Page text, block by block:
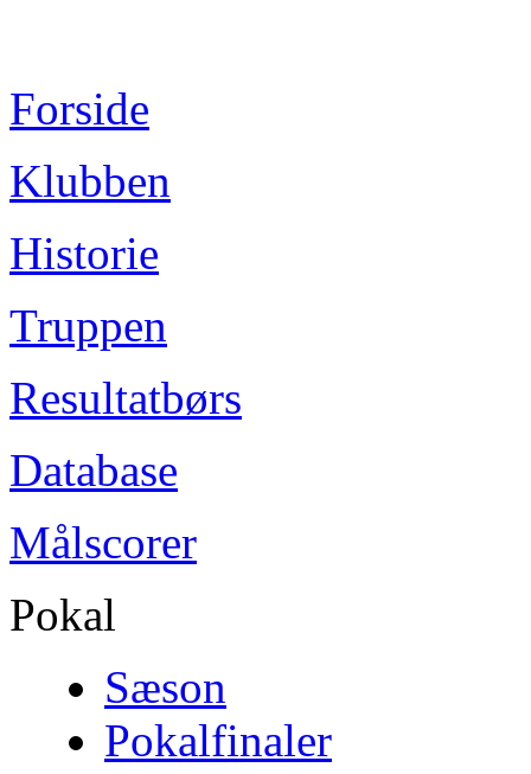
Forside
Klubben
Historie
Truppen
Resultatbørs
Database
Målscorer
Pokal
Sæson
Pokalfinaler